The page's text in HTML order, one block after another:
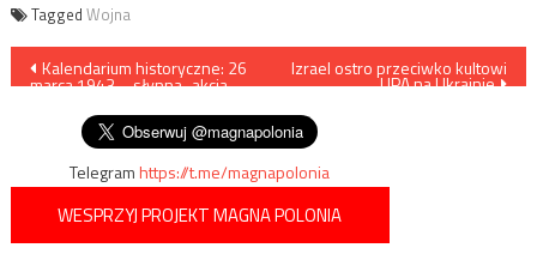
Tagged Wojna
Nawigacja
wpisu
Kalendarium historyczne: 26
marca 1943 – słynna „akcja
Izrael ostro przeciwko kultowi
UPA na Ukrainie
Telegramhttps://t.me/magnapolonia
WESPRZYJ PROJEKT MAGNA POLONIA